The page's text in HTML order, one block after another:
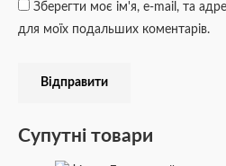
Зберегти моє ім'я, e-mail, та
для моїх подальших коментарів.
Супутні товари